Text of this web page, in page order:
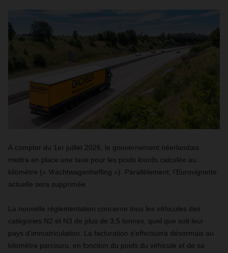
À compter du 1er juillet 2026, le gouvernement néerlandais
mettra en place une taxe pour les poids lourds calculée au
kilomètre (« Vrachtwagenheffing »). Parallèlement, l’Eurovignette
actuelle sera supprimée.
La nouvelle réglementation concerne tous les véhicules des
catégories N2 et N3 de plus de 3,5 tonnes, quel que soit leur
pays d’immatriculation. La facturation s’effectuera désormais au
kilomètre parcouru, en fonction du poids du véhicule et de sa